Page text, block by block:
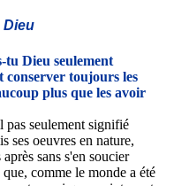
Dieu
Dieu seulement
toujours les
plus que les avoir
pas seulement signifié
ses oeuvres en nature,
sans s'en soucier
comme le monde a été